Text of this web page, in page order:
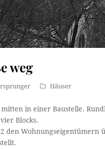
weg
Häuser
mitten in einer Baustelle.
Blocks.
den